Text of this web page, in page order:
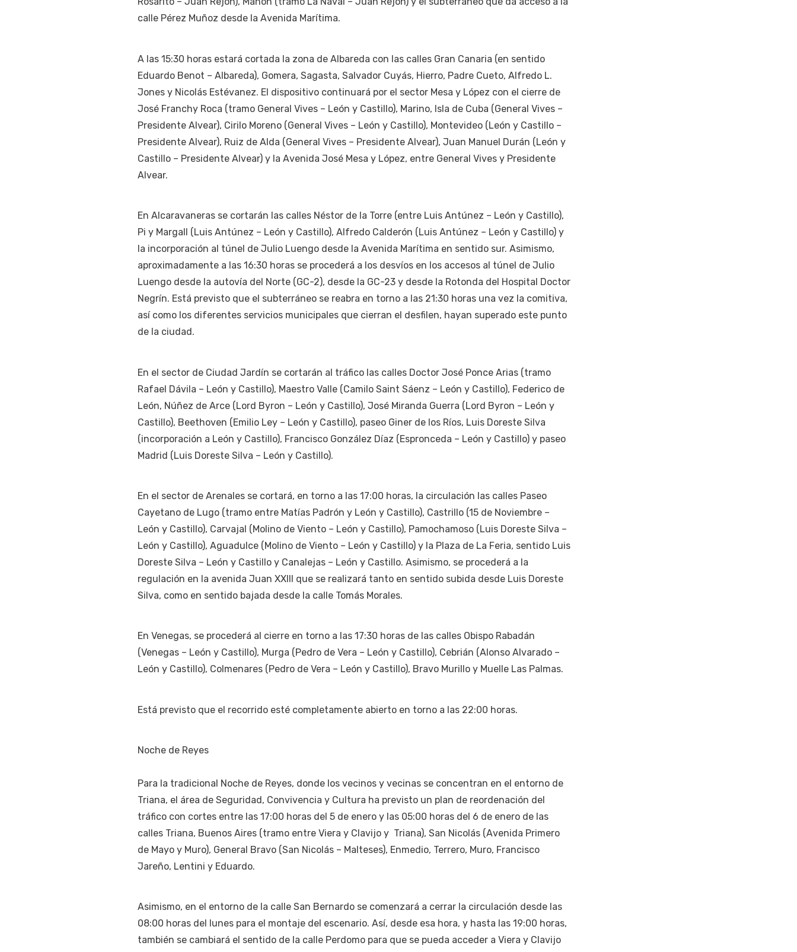
calle Pérez Muñoz desde la Avenida Marítima.
A las 15:30 horas estará cortada la zona de Albareda con las calles Gran Canaria (en sentido
Eduardo Benot – Albareda), Gomera, Sagasta, Salvador Cuyás, Hierro, Padre Cueto, Alfredo L.
Jones y Nicolás Estévanez. El dispositivo continuará por el sector Mesa y López con el cierre de
José Franchy Roca (tramo General Vives – León y Castillo), Marino, Isla de Cuba (General Vives –
Presidente Alvear), Cirilo Moreno (General Vives – León y Castillo), Montevideo (León y Castillo –
Presidente Alvear), Ruiz de Alda (General Vives – Presidente Alvear), Juan Manuel Durán (León y
Castillo – Presidente Alvear) y la Avenida José Mesa y López, entre General Vives y Presidente
Alvear.
En Alcaravaneras se cortarán las calles Néstor de la Torre (entre Luis Antúnez – León y Castillo),
Pi y Margall (Luis Antúnez – León y Castillo), Alfredo Calderón (Luis Antúnez – León y Castillo) y
la incorporación al túnel de Julio Luengo desde la Avenida Marítima en sentido sur. Asimismo,
aproximadamente a las 16:30 horas se procederá a los desvíos en los accesos al túnel de Julio
Luengo desde la autovía del Norte (GC-2), desde la GC-23 y desde la Rotonda del Hospital Doctor
Negrín. Está previsto que el subterráneo se reabra en torno a las 21:30 horas una vez la comitiva,
así como los diferentes servicios municipales que cierran el desfilen, hayan superado este punto
de la ciudad.
En el sector de Ciudad Jardín se cortarán al tráfico las calles Doctor José Ponce Arias (tramo
Rafael Dávila – León y Castillo), Maestro Valle (Camilo Saint Sáenz – León y Castillo), Federico de
León, Núñez de Arce (Lord Byron – León y Castillo), José Miranda Guerra (Lord Byron – León y
Castillo), Beethoven (Emilio Ley – León y Castillo), paseo Giner de los Ríos, Luis Doreste Silva
(incorporación a León y Castillo), Francisco González Díaz (Espronceda – León y Castillo) y paseo
Madrid (Luis Doreste Silva – León y Castillo).
En el sector de Arenales se cortará, en torno a las 17:00 horas, la circulación las calles Paseo
Cayetano de Lugo (tramo entre Matías Padrón y León y Castillo), Castrillo (15 de Noviembre –
León y Castillo), Carvajal (Molino de Viento – León y Castillo), Pamochamoso (Luis Doreste Silva –
León y Castillo), Aguadulce (Molino de Viento – León y Castillo) y la Plaza de La Feria, sentido Luis
Doreste Silva – León y Castillo y Canalejas – León y Castillo. Asimismo, se procederá a la
regulación en la avenida Juan XXIII que se realizará tanto en sentido subida desde Luis Doreste
Silva, como en sentido bajada desde la calle Tomás Morales.
En Venegas, se procederá al cierre en torno a las 17:30 horas de las calles Obispo Rabadán
(Venegas – León y Castillo), Murga (Pedro de Vera – León y Castillo), Cebrián (Alonso Alvarado –
León y Castillo), Colmenares (Pedro de Vera – León y Castillo), Bravo Murillo y Muelle Las Palmas.
Está previsto que el recorrido esté completamente abierto en torno a las 22:00 horas.
Noche de Reyes
Para la tradicional Noche de Reyes, donde los vecinos y vecinas se concentran en el entorno de
Triana, el área de Seguridad, Convivencia y Cultura ha previsto un plan de reordenación del
tráfico con cortes entre las 17:00 horas del 5 de enero y las 05:00 horas del 6 de enero de las
calles Triana, Buenos Aires (tramo entre Viera y Clavijo y Triana), San Nicolás (Avenida Primero
de Mayo y Muro), General Bravo (San Nicolás – Malteses), Enmedio, Terrero, Muro, Francisco
Jareño, Lentini y Eduardo.
Asimismo, en el entorno de la calle San Bernardo se comenzará a cerrar la circulación desde las
08:00 horas del lunes para el montaje del escenario. Así, desde esa hora, y hasta las 19:00 horas,
también se cambiará el sentido de la calle Perdomo para que se pueda acceder a Viera y Clavijo